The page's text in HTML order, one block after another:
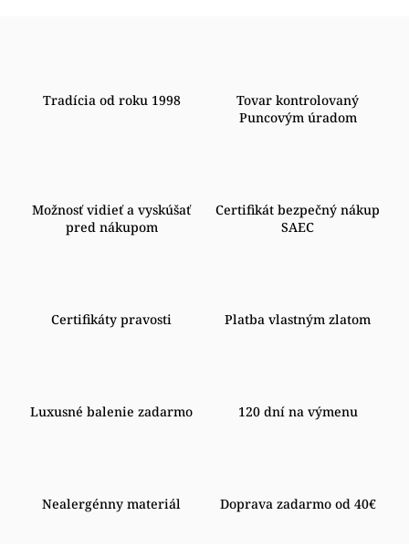
Tradícia od roku 1998
Tovar kontrolovaný
Puncovým úradom
Možnosť vidieť a vyskúšať
pred nákupom
Certifikát bezpečný nákup
SAEC
Certifikáty pravosti Platba vlastným zlatom
Luxusné balenie zadarmo 120 dní na výmenu
Nealergénny materiál Doprava zadarmo od 40€